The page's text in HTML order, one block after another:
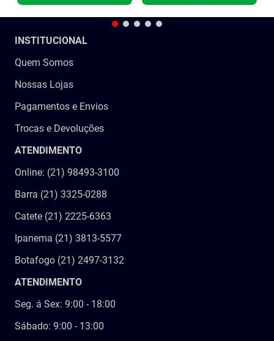
INSTITUCIONAL
Quem Somos
Nossas Lojas
Pagamentos e Envios
Trocas e Devoluções
ATENDIMENTO
Online: (21) 98493-3100
Barra (21) 3325-0288
Catete (21) 2225-6363
Ipanema (21) 3813-5577
Botafogo (21) 2497-3132
ATENDIMENTO
Seg. á Sex: 9:00 - 18:00
Sábado: 9:00 - 13:00